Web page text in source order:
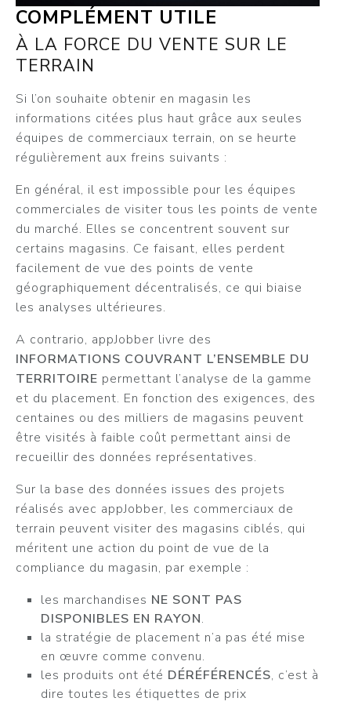
COMPLÉMENT UTILE
À LA FORCE DU VENTE SUR LE
TERRAIN
Si l’on souhaite obtenir en magasin les
informations citées plus haut grâce aux seules
équipes de commerciaux terrain, on se heurte
régulièrement aux freins suivants :
En général, il est impossible pour les équipes
commerciales de visiter tous les points de vente
du marché. Elles se concentrent souvent sur
certains magasins. Ce faisant, elles perdent
facilement de vue des points de vente
géographiquement décentralisés, ce qui biaise
les analyses ultérieures.
A contrario, appJobber livre des
INFORMATIONS COUVRANT L’ENSEMBLE DU
TERRITOIRE permettant l’analyse de la gamme
et du placement. En fonction des exigences, des
centaines ou des milliers de magasins peuvent
être visités à faible coût permettant ainsi de
recueillir des données représentatives.
Sur la base des données issues des projets
réalisés avec appJobber, les commerciaux de
terrain peuvent visiter des magasins ciblés, qui
méritent une action du point de vue de la
compliance du magasin, par exemple :
les marchandises NE SONT PAS
DISPONIBLES EN RAYON.
la stratégie de placement n’a pas été mise
en œuvre comme convenu.
les produits ont été DÉRÉFÉRENCÉS, c’est à
dire toutes les étiquettes de prix